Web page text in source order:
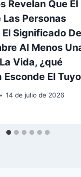
Revelan Que El
Las Personas
El Significado De
Al Menos
Vida, ¿qué
Esconde El
14 de julio de 2026